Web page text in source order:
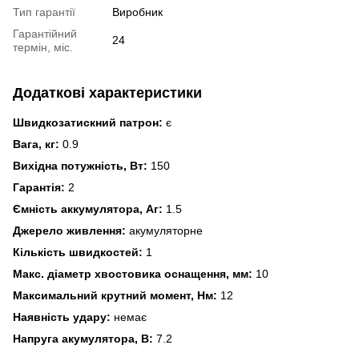
Тип гарантії
Виробник
Гарантійний
термін, міс.
24
Додаткові характеристики
Швидкозатискний патрон: є
Вага, кг: 0.9
Вихідна потужність, Вт: 150
Гарантія: 2
Ємність аккумулятора, Аг: 1.5
Джерело живлення: акумуляторне
Кількість швидкостей: 1
Макс. діаметр хвостовика оснащення, мм: 10
Максимальний крутний момент, Нм: 12
Наявність удару: немає
Напруга акумулятора, В: 7.2